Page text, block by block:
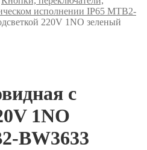
исполнении IP65 MTB2-
220V 1NO зеленый
с
1NO
BW3633